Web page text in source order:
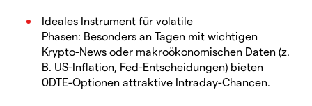
Ideales Instrument für volatile
Phasen: Besonders an Tagen mit wichtigen
Krypto-News oder makroökonomischen Daten (z.
B. US-Inflation, Fed-Entscheidungen) bieten
0DTE-Optionen attraktive Intraday-Chancen.